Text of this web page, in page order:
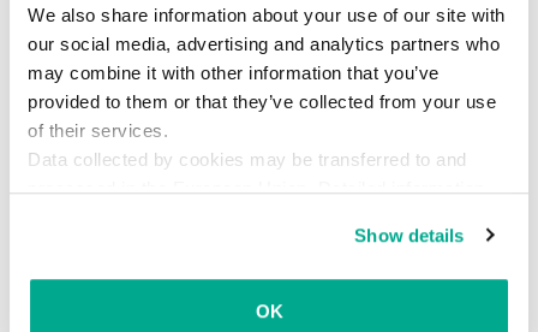
We also share information about your use of our site with
our social media, advertising and analytics partners who
may combine it with other information that you’ve
provided to them or that they’ve collected from your use
of their services.
Data collected by cookies may be transferred to and
processed in the European Union. Detailed information
Show details
OK
2077』リリースを、しばし
待て
ゲームではない何かをダウンロードさせられ、意
味のないアンケートに回答させられ、しかもスパ
しまうというのは実に困った事態ですが、致命的
な事態だとまではいきません。ただ、似たような
手口でもっと危ないことになる可能性がありま